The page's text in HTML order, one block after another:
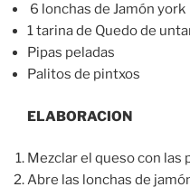
6 lonchas de Jamón york
1 tarina de Quedo de
Pipas peladas
Palitos de pintxos
ELABORACION
Mezclar el queso con las
Abre las lonchas de